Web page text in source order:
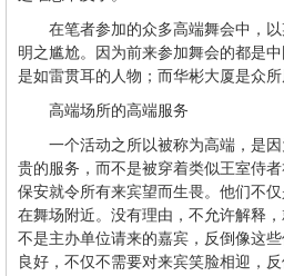
在笔者参加的众多高端舞会中，
明之尴尬。因为前来参加舞会的都是
是如雷贯耳的人物；而华彬大厦是众
高端场所的高端服务
一个活动之所以被称为高端，是
贵的服务，而不是被穿着类似王室侍
保安就令所有来宾望而生畏。他们不
在舞场附近。没有理由，不允许解释
不是主办单位请来的嘉宾，反倒像这
良好，不仅不需要对来宾笑脸相迎，